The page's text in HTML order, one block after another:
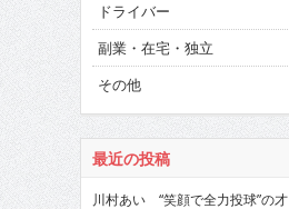
ドライバー
副業・在宅・独立
その他
最近の投稿
川村あい “笑顔で全力投球”の才